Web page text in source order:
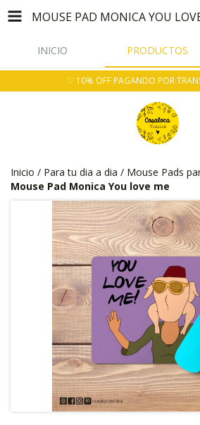
MOUSE PAD MONICA YOU
INICIO PRODUCTOS
♡ 10% OFF PAGANDO POR
Inicio / Para tu dia a dia / Mouse Pads
Mouse Pad Monica You love me